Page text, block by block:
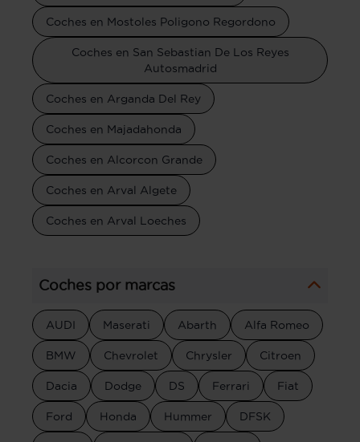
Coches en Mostoles Poligono Regordono
Coches en San Sebastian De Los Reyes
Autosmadrid
Coches en Arganda Del Rey
Coches en Majadahonda
Coches en Alcorcon Grande
Coches en Arval Algete
Coches en Arval Loeches
Coches por marcas
AUDI Maserati Abarth Alfa Romeo
BMW Chevrolet Chrysler Citroen
Dacia Dodge DS Ferrari Fiat
Ford Honda Hummer DFSK